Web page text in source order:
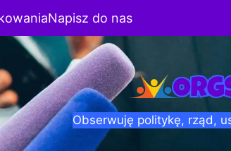
Napisz do nas
Obserwuję politykę, rząd,